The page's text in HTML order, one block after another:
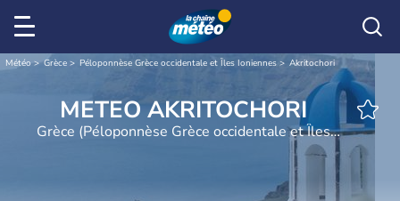
Météo Grèce Péloponnèse Grèce occidentale et Îles Ioniennes Akritochori
METEO AKRITOCHORI
Grèce (Péloponnèse Grèce occidentale et Îles